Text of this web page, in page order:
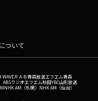
ついて
WAVEＲＡＢ青森放送エフエム青森
ABSラジオエフエム秋田YBC山形放送
NHK AM（札幌） NHK AM（仙台）